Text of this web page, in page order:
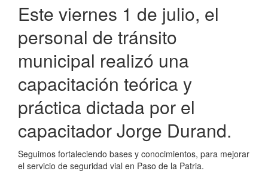
Este viernes 1 de julio, el
personal de tránsito
municipal realizó una
capacitación teórica y
práctica dictada por el
capacitador Jorge Durand.
Seguimos fortaleciendo bases y conocimientos, para mejorar
el servicio de seguridad vial en Paso de la Patria.